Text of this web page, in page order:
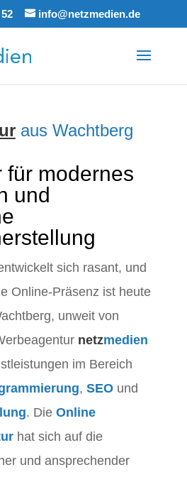
info@netzmedien.de
aus Wachtberg
für modernes
und
sich rasant, und
Online-Präsenz ist heute
unweit von
netzmedien
im Bereich
, SEOund
. Die Online
hat sich auf die
und ansprechender